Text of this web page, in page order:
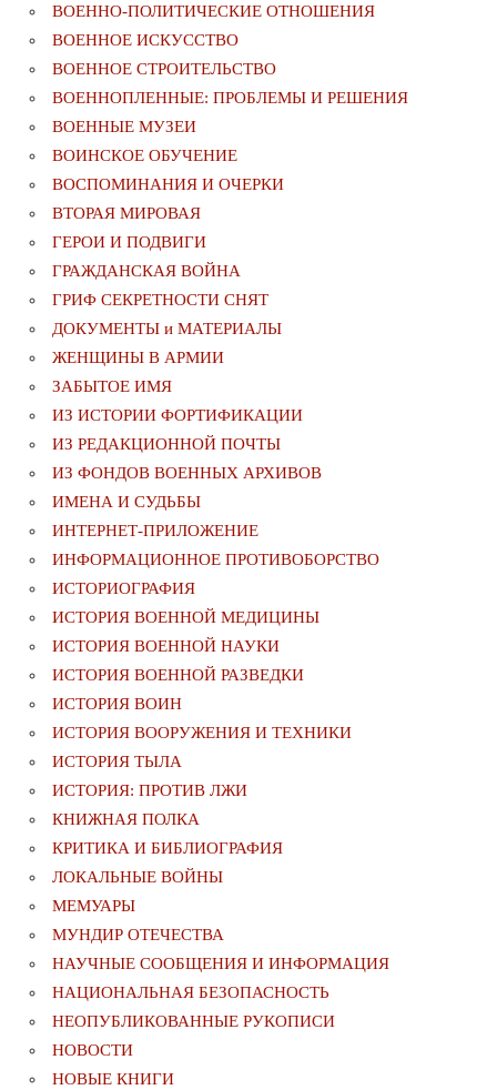
ВОЕННО-ПОЛИТИЧЕСКИE ОТНОШЕНИЯ
ВОЕННОЕ ИСКУССТВО
ВОЕННОЕ СТРОИТЕЛЬСТВО
ВОЕННОПЛЕННЫЕ: ПРОБЛЕМЫ И РЕШЕНИЯ
ВОЕННЫЕ МУЗЕИ
ВОИНСКОЕ ОБУЧЕНИЕ
ВОСПОМИНАНИЯ И ОЧЕРКИ
ВТОРАЯ МИРОВАЯ
ГЕРОИ И ПОДВИГИ
ГРАЖДАНСКАЯ ВОЙНА
ГРИФ СЕКРЕТНОСТИ СНЯТ
ДОКУМЕНТЫ и МАТЕРИАЛЫ
ЖЕНЩИНЫ В АРМИИ
ЗАБЫТОЕ ИМЯ
ИЗ ИСТОРИИ ФОРТИФИКАЦИИ
ИЗ РЕДАКЦИОННОЙ ПОЧТЫ
ИЗ ФОНДОВ ВОЕННЫХ АРХИВОВ
ИМЕНА И СУДЬБЫ
ИНТЕРНЕТ-ПРИЛОЖЕНИЕ
ИНФОРМАЦИОННОЕ ПРОТИВОБОРСТВО
ИСТОРИОГРАФИЯ
ИСТОРИЯ ВОЕННОЙ МЕДИЦИНЫ
ИСТОРИЯ ВОЕННОЙ НАУКИ
ИСТОРИЯ ВОЕННОЙ РАЗВЕДКИ
ИСТОРИЯ ВОИН
ИСТОРИЯ ВООРУЖЕНИЯ И ТЕХНИКИ
ИСТОРИЯ ТЫЛА
ИСТОРИЯ: ПРОТИВ ЛЖИ
КНИЖНАЯ ПОЛКА
КРИТИКА И БИБЛИОГРАФИЯ
ЛОКАЛЬНЫЕ ВОЙНЫ
МЕМУАРЫ
МУНДИР ОТЕЧЕСТВА
НАУЧНЫЕ СООБЩЕНИЯ И ИНФОРМАЦИЯ
НАЦИОНАЛЬНАЯ БЕЗОПАСНОСТЬ
НЕОПУБЛИКОВАННЫЕ РУКОПИСИ
НОВОСТИ
НОВЫЕ КНИГИ